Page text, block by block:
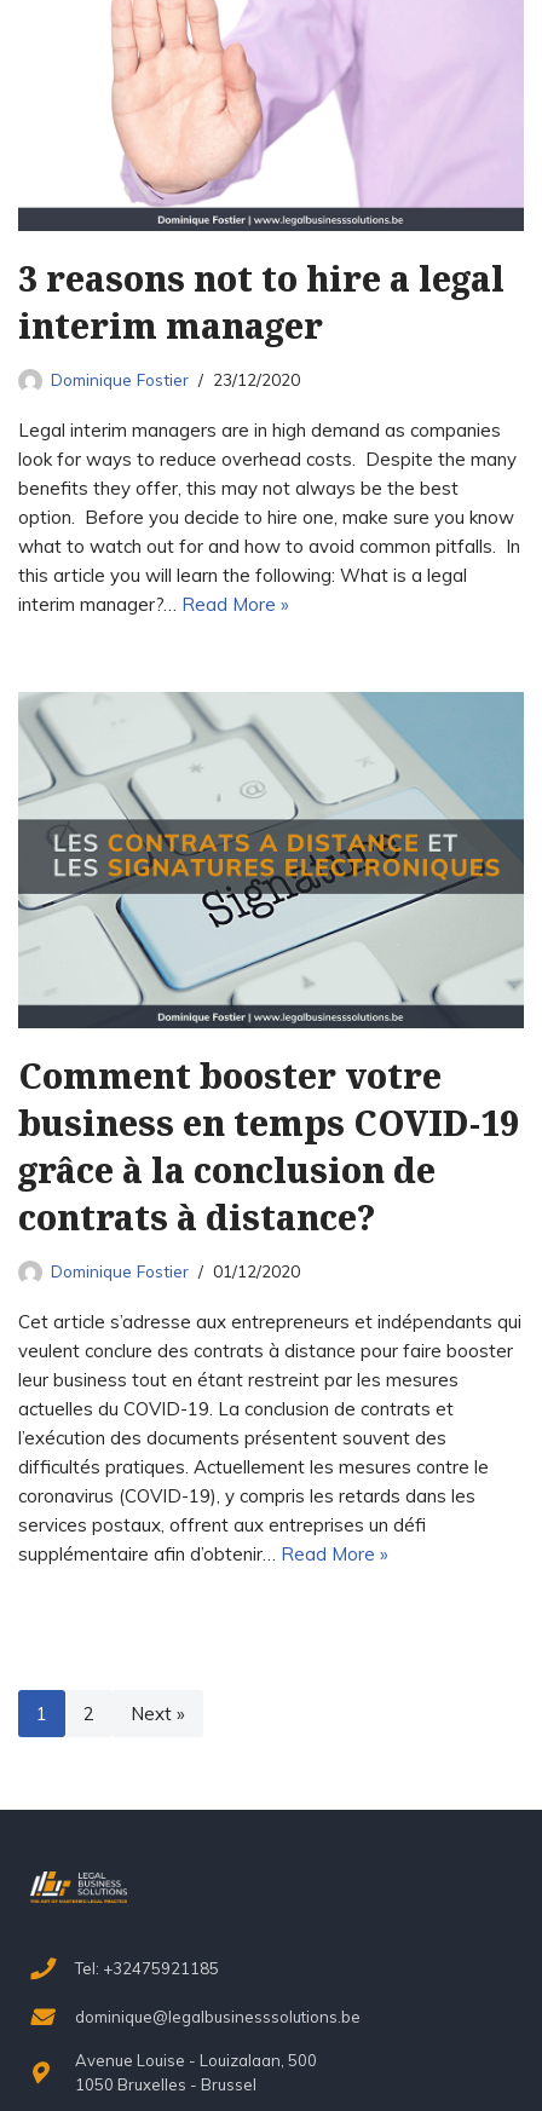
3 reasons not to hire a legal
interim manager
Dominique Fostier 23/12/2020
Legal interim managers are in high demand as companies
look for ways to reduce overhead costs. Despite the many
benefits they offer, this may not always be the best
option. Before you decide to hire one, make sure you know
what to watch out for and how to avoid common pitfalls. In
this article you will learn the following: What is a legal
interim manager?… Read More »
Comment booster votre
business en temps COVID-19
grâce à la conclusion de
contrats à distance?
Dominique Fostier 01/12/2020
Cet article s’adresse aux entrepreneurs et indépendants qui
veulent conclure des contrats à distance pour faire booster
leur business tout en étant restreint par les mesures
actuelles du COVID-19. La conclusion de contrats et
l’exécution des documents présentent souvent des
difficultés pratiques. Actuellement les mesures contre le
coronavirus (COVID-19), y compris les retards dans les
services postaux, offrent aux entreprises un défi
supplémentaire afin d’obtenir… Read More »
1 2 Next »
Tel: +32475921185
dominique@legalbusinesssolutions.be
Avenue Louise - Louizalaan, 500
1050 Bruxelles - Brussel